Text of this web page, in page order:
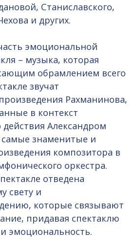
Станиславского,
и других.
эмоциональной
– музыка, которая
обрамлением всего
звучат
Рахманинова,
в контекст
действия Александром
знаменитые и
композитора в
оркестра.
отведена
свету и
которые связывают
придавая спектаклю
эмоциональность.